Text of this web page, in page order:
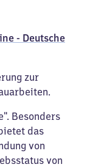
- Deutsche
zur
Besonders
das
von
von